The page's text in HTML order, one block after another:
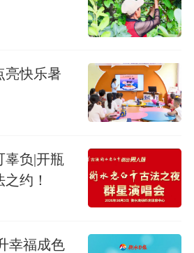
亮快乐暑
辜负|开瓶
约！
幸福成色